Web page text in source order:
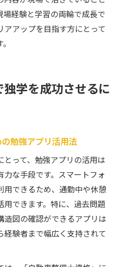
場経験と学習の両輪で成長で
アアップを目指す方にとって
学を成功させるに
勉強アプリ活用法
って、勉強アプリの活用は
な手段です。スマートフォ
用できるため、通勤中や休憩
できます。特に、過去問題
図の確認ができるアプリは
経験者まで幅広く支持されて